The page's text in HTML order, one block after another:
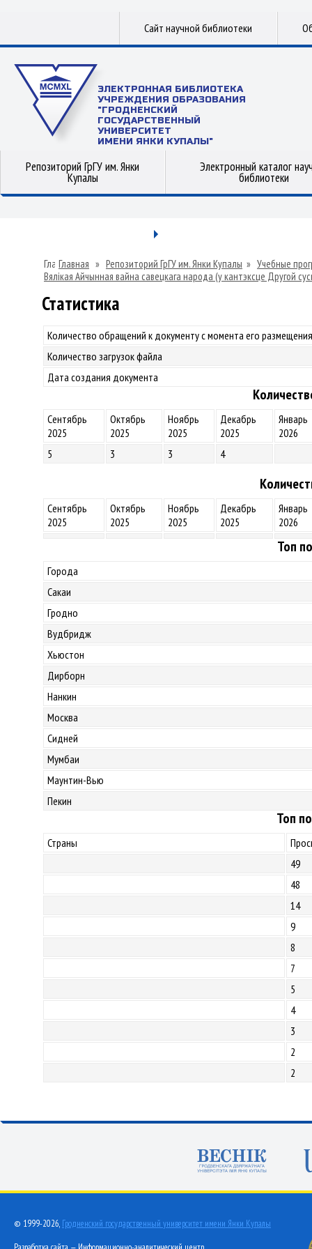
Сайт научной библиотеки
ЭЛЕКТРОННАЯ БИБЛИОТЕКА
УЧРЕЖДЕНИЯ ОБРАЗОВАНИЯ
"ГРОДНЕНСКИЙ
ГОСУДАРСТВЕННЫЙ
УНИВЕРСИТЕТ
ИМЕНИ ЯНКИ КУПАЛЫ"
Репозиторий ГрГУ им. Янки
Купалы
Электронный каталог
библиотеки
Главная » Репозиторий ГрГУ им. Янки Купалы » Учебные
Вялікая Айчынная вайна савецкага народа (у кантэксце Другой
Статистика
Количество обращений к документу с момента его
Количество загрузок файла
Дата создания документа
Сентябрь
2025
Октябрь
2025
Ноябрь
2025
Декабрь
2025
Январь
2026
5
3 3 4
Сентябрь
2025
Октябрь
2025
Ноябрь
2025
Декабрь
2025
Январь
2026
Топ
Города
Сакаи
Гродно
Вудбридж
Хьюстон
Дирборн
Нанкин
Москва
Сидней
Мумбаи
Маунтин-Вью
Пекин
Топ
Страны
49
48
14
9
8
7
5
4
3
2
2
© 1999-2026, Гродненский государственный университет имени Янки Купалы